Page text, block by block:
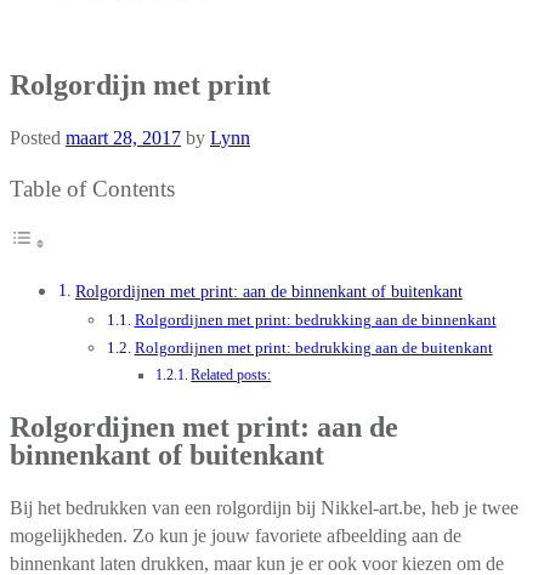
Rolgordijn met print
Posted maart 28, 2017 by Lynn
Table of Contents
Rolgordijnen met print: aan de binnenkant of buitenkant
Rolgordijnen met print: bedrukking aan de binnenkant
Rolgordijnen met print: bedrukking aan de buitenkant
Related posts:
Rolgordijnen met print: aan de
binnenkant of buitenkant
Bij het bedrukken van een rolgordijn bij Nikkel-art.be, heb je twee
mogelijkheden. Zo kun je jouw favoriete afbeelding aan de
binnenkant laten drukken, maar kun je er ook voor kiezen om de